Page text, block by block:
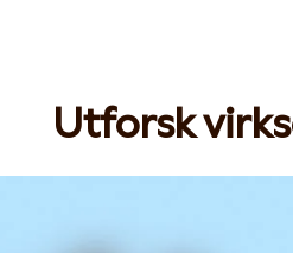
Utforsk